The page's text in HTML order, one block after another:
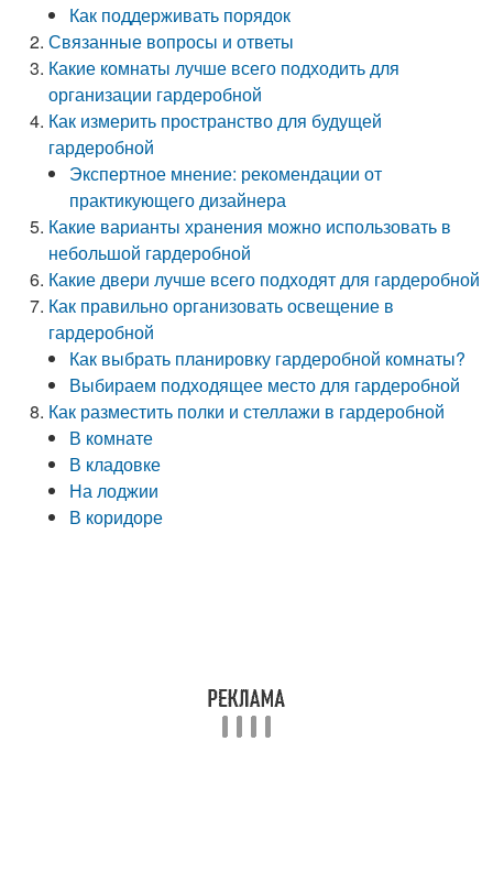
Как поддерживать порядок
Связанные вопросы и ответы
Какие комнаты лучше всего подходить для
организации гардеробной
Как измерить пространство для будущей
гардеробной
Экспертное мнение: рекомендации от
практикующего дизайнера
Какие варианты хранения можно использовать в
небольшой гардеробной
Какие двери лучше всего подходят для гардеробной
Как правильно организовать освещение в
гардеробной
Как выбрать планировку гардеробной комнаты?
Выбираем подходящее место для гардеробной
Как разместить полки и стеллажи в гардеробной
В комнате
В кладовке
На лоджии
В коридоре